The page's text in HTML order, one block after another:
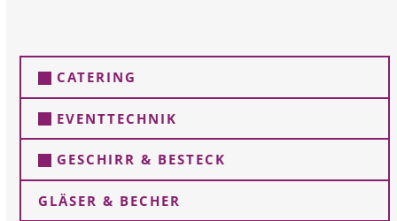
CATERING
EVENTTECHNIK
GESCHIRR & BESTECK
GLÄSER & BECHER